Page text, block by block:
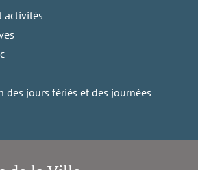
activités
des jours fériés et des journées